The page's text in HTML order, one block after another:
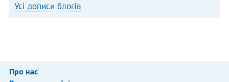
Усі дописи блогів
Про нас